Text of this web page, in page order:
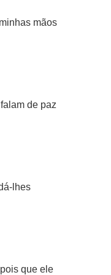
mãos
de paz
lhes
que ele